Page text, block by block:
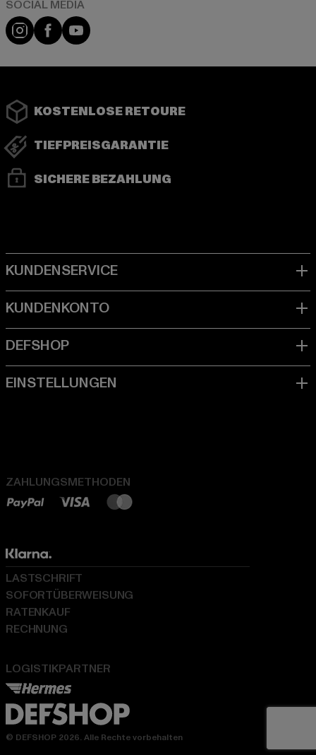
Instagram
FacebookYouTube
KOSTENLOSE RETOURE
TIEFPREISGARANTIE
SICHERE BEZAHLUNG
ZAHLUNGSMETHODEN
LOGISTIKPARTNER
LASTSCHRIFT
SOFORTÜBERWEISUNG
RATENKAUF
RECHNUNG
© DEFSHOP 2026. Alle Rechte vorbehalten